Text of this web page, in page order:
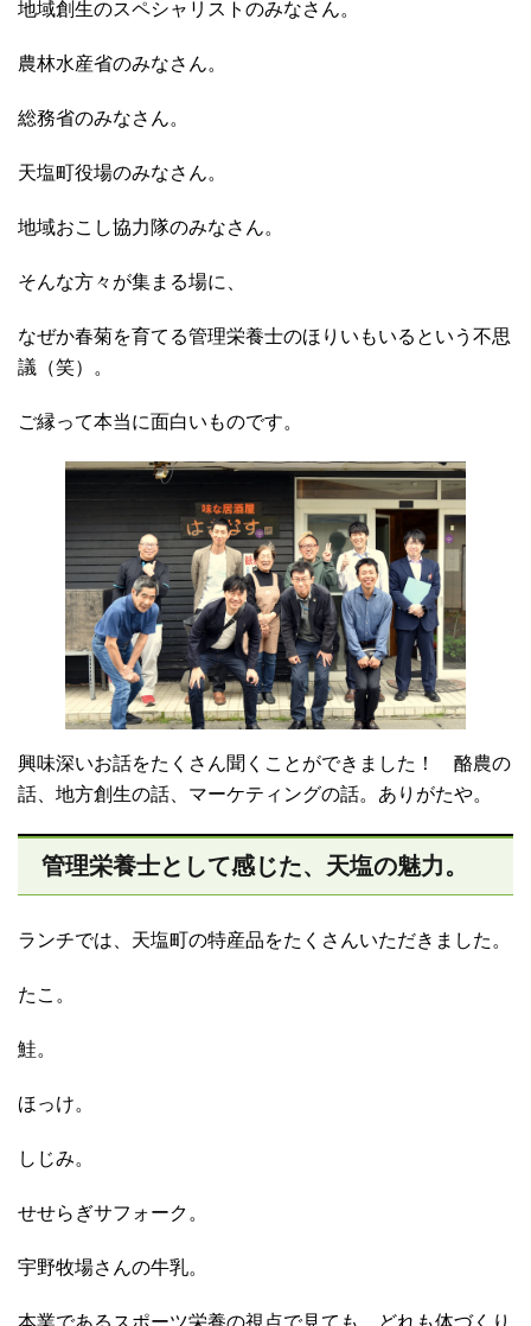
地域創生のスペシャリストのみなさん。
農林水産省のみなさん。
総務省のみなさん。
天塩町役場のみなさん。
地域おこし協力隊のみなさん。
そんな方々が集まる場に、
なぜか春菊を育てる管理栄養士のほりいもいるという不思
議（笑）。
ご縁って本当に面白いものです。
興味深いお話をたくさん聞くことができました！ 酪農の
話、地方創生の話、マーケティングの話。ありがたや。
管理栄養士として感じた、天塩の魅力。
ランチでは、天塩町の特産品をたくさんいただきました。
たこ。
鮭。
ほっけ。
しじみ。
せせらぎサフォーク。
宇野牧場さんの牛乳。
本業であるスポーツ栄養の視点で見ても、どれも体づくり